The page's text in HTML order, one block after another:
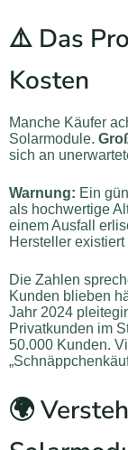
⚠️ Das
Kosten
Manche Käufer
Solarmodule.
sich an
Warnung: Ein
als hochwertige
einem Ausfall
Hersteller
Die Zahlen
Kunden blieben
Jahr 2024
Privatkunden im
50.000 Kunden.
🌍